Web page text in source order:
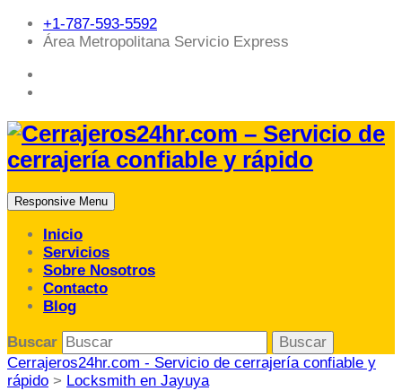
+1-787-593-5592
Área Metropolitana Servicio Express
Responsive Menu
Inicio
Servicios
Sobre Nosotros
Contacto
Blog
Buscar
Cerrajeros24hr.com - Servicio de cerrajería confiable y
rápido > Locksmith en Jayuya